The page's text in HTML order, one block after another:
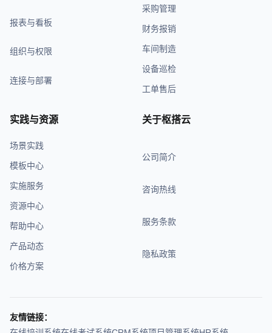
报表与看板
组织与权限
连接与部署
采购管理
财务报销
车间制造
设备巡检
工单售后
实践与资源
场景实践
模板中心
实施服务
资源中心
帮助中心
产品动态
价格方案
关于枢搭云
公司简介
咨询热线
服务条款
隐私政策
友情链接：